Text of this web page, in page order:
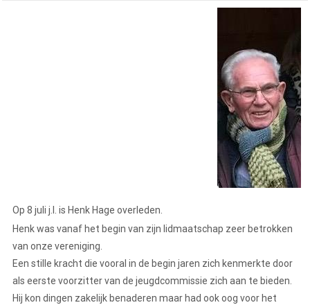
Op 8 juli j.l. is Henk Hage overleden.
Henk was vanaf het begin van zijn lidmaatschap zeer betrokken
van onze vereniging.
Een stille kracht die vooral in de begin jaren zich kenmerkte door
als eerste voorzitter van de jeugdcommissie zich aan te bieden.
Hij kon dingen zakelijk benaderen maar had ook oog voor het